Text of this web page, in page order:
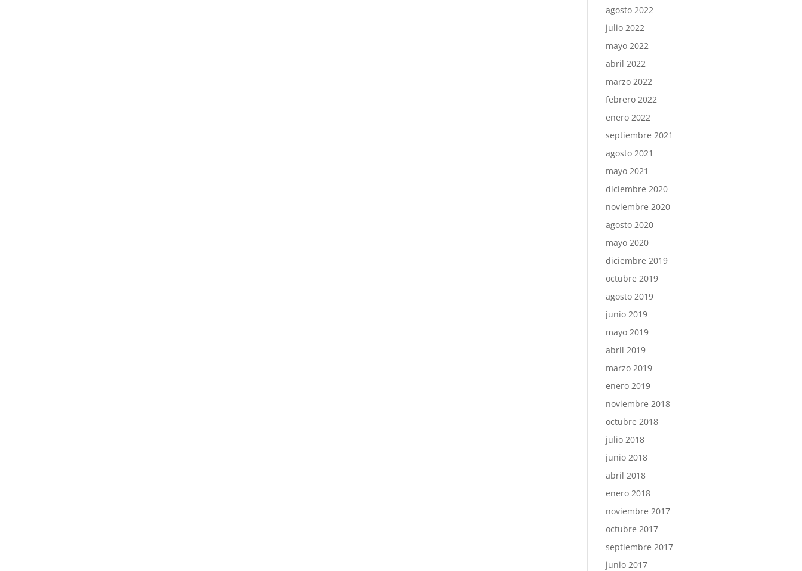
agosto 2022
julio 2022
mayo 2022
abril 2022
marzo 2022
febrero 2022
enero 2022
septiembre 2021
agosto 2021
mayo 2021
diciembre 2020
noviembre 2020
agosto 2020
mayo 2020
diciembre 2019
octubre 2019
agosto 2019
junio 2019
mayo 2019
abril 2019
marzo 2019
enero 2019
noviembre 2018
octubre 2018
julio 2018
junio 2018
abril 2018
enero 2018
noviembre 2017
octubre 2017
septiembre 2017
junio 2017